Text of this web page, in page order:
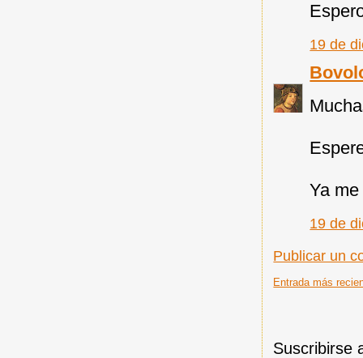
19 de
Ya
19 de
Publicar un
Entrada más
Suscribirse